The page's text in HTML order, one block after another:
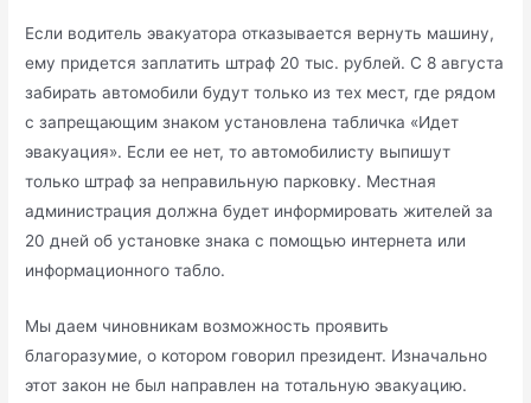
Если водитель эвакуатора отказывается вернуть машину,
ему придется заплатить штраф 20 тыс. рублей. С 8 августа
забирать автомобили будут только из тех мест, где рядом
с запрещающим знаком установлена табличка «Идет
эвакуация». Если ее нет, то автомобилисту выпишут
только штраф за неправильную парковку. Местная
администрация должна будет информировать жителей за
20 дней об установке знака с помощью интернета или
информационного табло.
Мы даем чиновникам возможность проявить
благоразумие, о котором говорил президент. Изначально
этот закон не был направлен на тотальную эвакуацию.